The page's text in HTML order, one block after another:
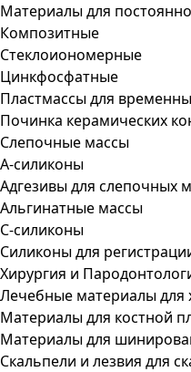
Материалы для
Композитные
Стеклоиономерные
Цинкфосфатные
Пластмассы для
Починка керамических
Слепочные массы
А-силиконы
Адгезивы для слепочных
Альгинатные массы
С-силиконы
Силиконы для
Хирургия и
Лечебные материалы для
Материалы для костной
Материалы для
Скальпели и лезвия для